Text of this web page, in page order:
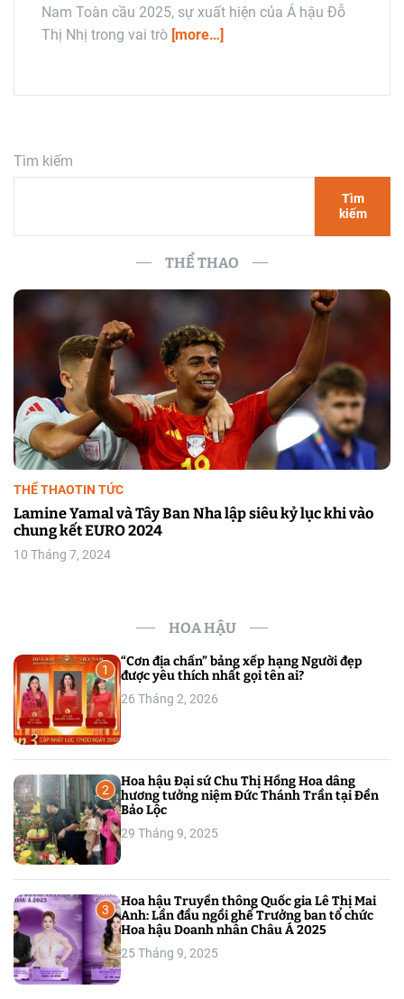
Nam Toàn cầu 2025, sự xuất hiện của Á hậu Đỗ
Thị Nhị trong vai trò [more…]
Tìm kiếm
Tìm
kiếm
THỂ THAO
THỂ THAOTIN TỨC
Lamine Yamal và Tây Ban Nha lập siêu kỷ lục khi vào
chung kết EURO 2024
10 Tháng 7, 2024
HOA HẬU
1
“Cơn địa chấn” bảng xếp hạng Người đẹp
được yêu thích nhất gọi tên ai?
26 Tháng 2, 2026
2
Hoa hậu Đại sứ Chu Thị Hồng Hoa dâng
hương tưởng niệm Đức Thánh Trần tại Đền
Bảo Lộc
29 Tháng 9, 2025
3
Hoa hậu Truyền thông Quốc gia Lê Thị Mai
Anh: Lần đầu ngồi ghế Trưởng ban tổ chức
Hoa hậu Doanh nhân Châu Á 2025
25 Tháng 9, 2025